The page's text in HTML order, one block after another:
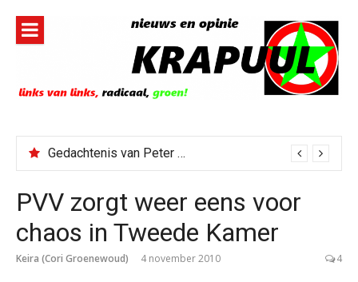
inhoud
Gedachtenis van Peter Faber
PVV zorgt weer eens voor
chaos in Tweede Kamer
Keira (Cori Groenewoud) 4 november 2010 4